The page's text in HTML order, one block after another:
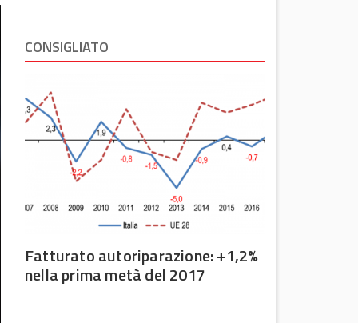
CONSIGLIATO
Fatturato autoriparazione: +1,2%
nella prima metà del 2017